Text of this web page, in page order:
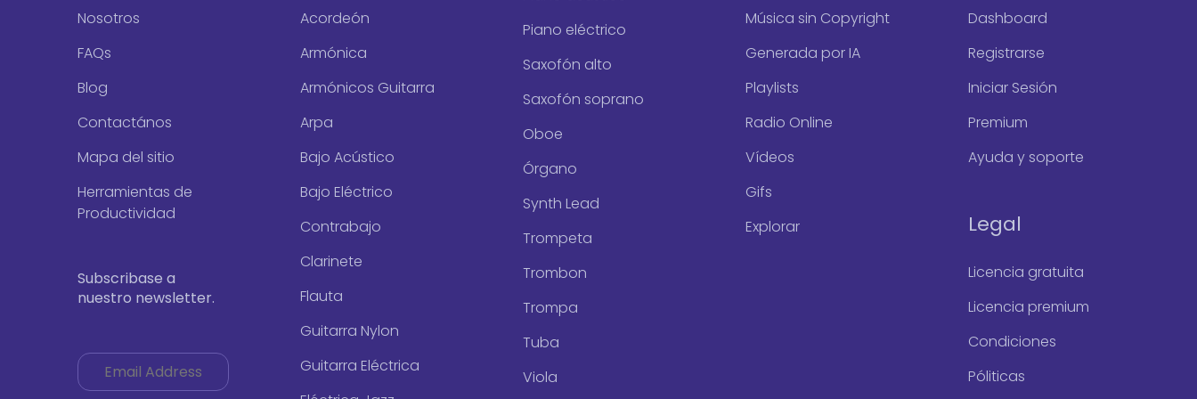
Nosotros
FAQs
Blog
Contactános
Mapa del sitio
Herramientas de
Productividad
Subscribase a
nuestro newsletter.
Acordeón
Armónica
Armónicos Guitarra
Arpa
Bajo Acústico
Bajo Eléctrico
Contrabajo
Clarinete
Flauta
Guitarra Nylon
Guitarra Eléctrica
Piano eléctrico
Saxofón alto
Saxofón soprano
Oboe
Órgano
Synth Lead
Trompeta
Trombon
Trompa
Tuba
Viola
Música sin Copyright
Generada por IA
Playlists
Radio Online
Vídeos
Gifs
Explorar
Dashboard
Registrarse
Iniciar Sesión
Premium
Ayuda y soporte
Legal
Licencia gratuita
Licencia premium
Condiciones
Póliticas